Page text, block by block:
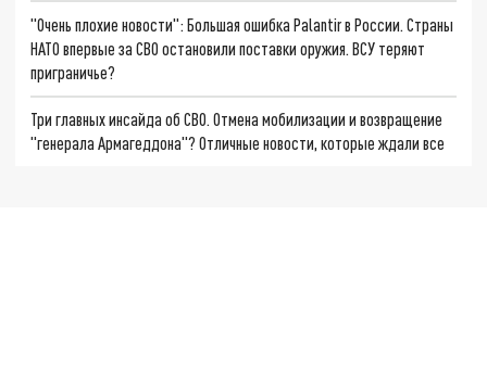
"Очень плохие новости": Большая ошибка Palantir в России. Страны
НАТО впервые за СВО остановили поставки оружия. ВСУ теряют
приграничье?
Три главных инсайда об СВО. Отмена мобилизации и возвращение
"генерала Армагеддона"? Отличные новости, которые ждали все